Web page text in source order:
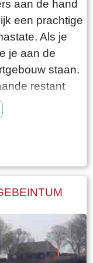
Ik hoor
zijn, in
dat ze het
hun
stoppen
aan de hand
een prachtige
Als je
je aan de
staan.
restant
geeft
In het
het park eens
her en
er een enorme
is minder